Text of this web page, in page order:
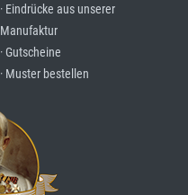
· Eindrücke aus unserer
Manufaktur
· Gutscheine
· Muster bestellen